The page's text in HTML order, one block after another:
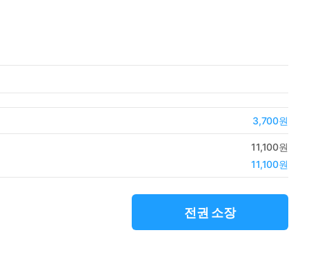
3,700원
11,100원
11,100원
전권 소장